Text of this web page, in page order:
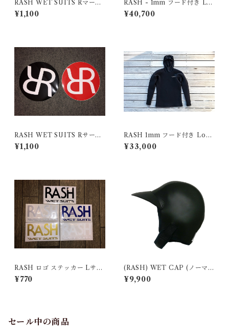
RASH WET SUITS Rマーク
ステッカー Lサイズ
¥1,100
RASH - 1mm フード付き Lo
ng Topper(Drain Material)
¥40,700
RASH WET SUITS Rサーク
ルステッカー
¥1,100
RASH 1mm フード付き Long
Topper
¥33,000
RASH ロゴ ステッカー Lサイ
ズ
¥770
(RASH) WET CAP (ノーマ
ル)
¥9,900
セール中の商品